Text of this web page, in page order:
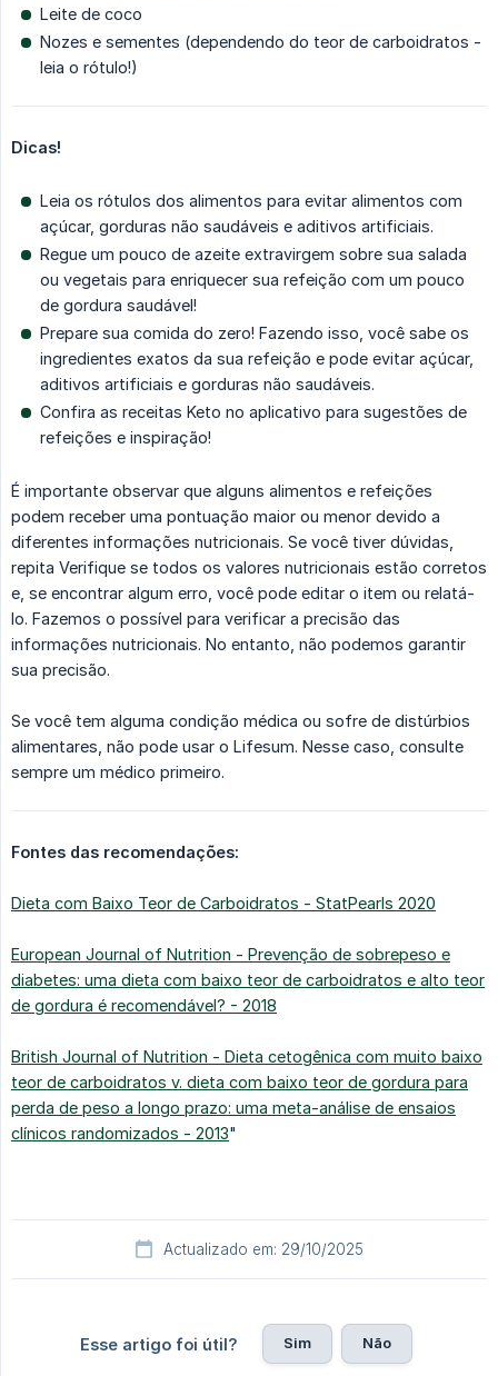
Leite de coco
Nozes e sementes (dependendo do teor de carboidratos -
leia o rótulo!)
Dicas!
Leia os rótulos dos alimentos para evitar alimentos com
açúcar, gorduras não saudáveis ​​e aditivos artificiais.
Regue um pouco de azeite extravirgem sobre sua salada
ou vegetais para enriquecer sua refeição com um pouco
de gordura saudável!
Prepare sua comida do zero! Fazendo isso, você sabe os
ingredientes exatos da sua refeição e pode evitar açúcar,
aditivos artificiais e gorduras não saudáveis.
Confira as receitas Keto no aplicativo para sugestões de
refeições e inspiração!
É importante observar que alguns alimentos e refeições
podem receber uma pontuação maior ou menor devido a
diferentes informações nutricionais. Se você tiver dúvidas,
repita Verifique se todos os valores nutricionais estão corretos
e, se encontrar algum erro, você pode editar o item ou relatá-
lo. Fazemos o possível para verificar a precisão das
informações nutricionais. No entanto, não podemos garantir
sua precisão.
Se você tem alguma condição médica ou sofre de distúrbios
alimentares, não pode usar o Lifesum. Nesse caso, consulte
sempre um médico primeiro.
Fontes das recomendações:
Dieta com Baixo Teor de Carboidratos - StatPearls 2020
European Journal of Nutrition - Prevenção de sobrepeso e
diabetes: uma dieta com baixo teor de carboidratos e alto teor
de gordura é recomendável? - 2018
British Journal of Nutrition - Dieta cetogênica com muito baixo
teor de carboidratos v. dieta com baixo teor de gordura para
perda de peso a longo prazo: uma meta-análise de ensaios
clínicos randomizados - 2013"
Actualizado em: 29/10/2025
Esse artigo foi útil? Sim Não